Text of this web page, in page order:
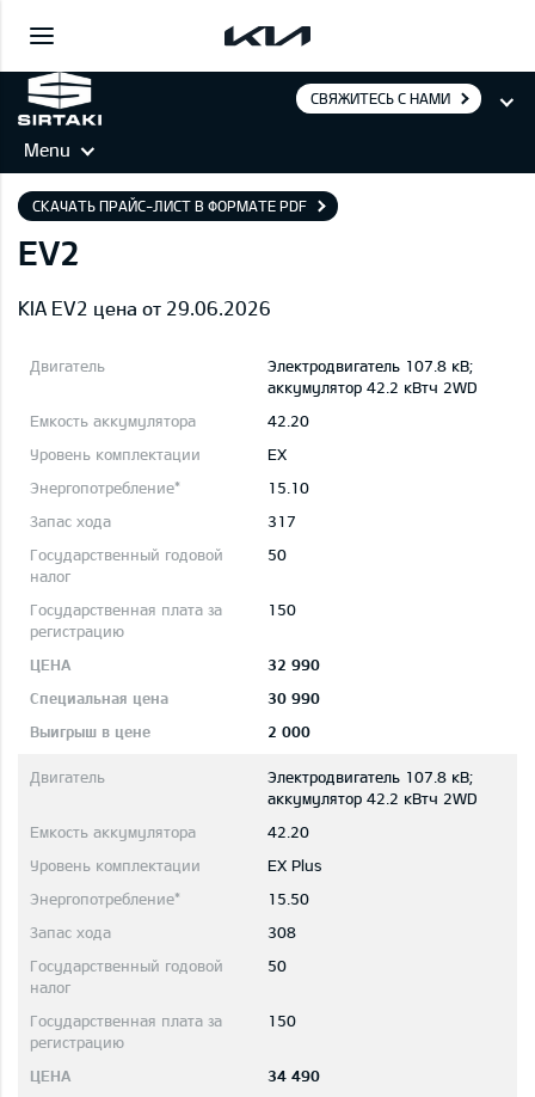
СВЯЖИТЕСЬ С НАМИ
Menu
СКАЧАТЬ ПРАЙС-ЛИСТ В ФОРМАТЕ PDF
EV2
KIA EV2 цена от 29.06.2026
Электродвигатель 107.8 кВ;
aккумулятор 42.2 кВтч 2WD
42.20
EX
15.10
317
50
150
32 990
30 990
2 000
Электродвигатель 107.8 кВ;
aккумулятор 42.2 кВтч 2WD
42.20
EX Plus
15.50
308
50
150
34 490